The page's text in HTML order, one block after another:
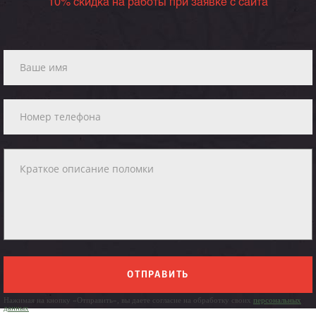
10% скидка на работы при заявке с сайта
ОТПРАВИТЬ
Нажимая на кнопку «Отправить», вы даете согласие на обработку своих персональных
данных